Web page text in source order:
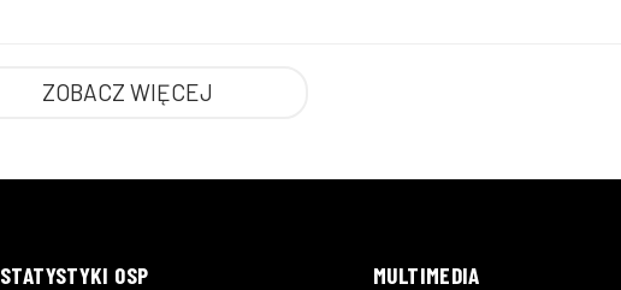
ZOBACZ WIĘCEJ
STATYSTYKI OSP MULTIMEDIA